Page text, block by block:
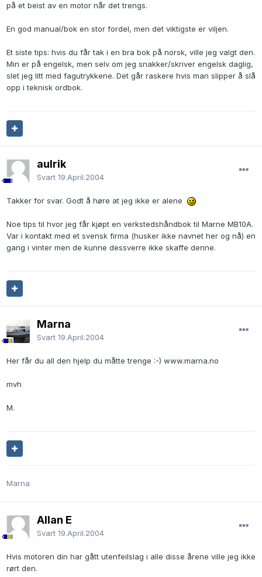
på et beist av en motor når det trengs.
En god manual/bok en stor fordel, men det viktigste er viljen.
Et siste tips: hvis du får tak i en bra bok på norsk, ville jeg valgt den.
Min er på engelsk, men selv om jeg snakker/skriver engelsk daglig,
slet jeg litt med fagutrykkene. Det går raskere hvis man slipper å slå
opp i teknisk ordbok.
aulrik
Svart 19.April.2004
Takker for svar. Godt å høre at jeg ikke er alene
Noe tips til hvor jeg får kjøpt en verkstedshåndbok til Marne MB10A.
Var i kontakt med et svensk firma (husker ikke navnet her og nå) en
gang i vinter men de kunne dessverre ikke skaffe denne.
Marna
Svart 19.April.2004
Her får du all den hjelp du måtte trenge :-) www.marna.no
mvh
M.
Marna
Allan E
Svart 19.April.2004
Hvis motoren din har gått utenfeilslag i alle disse årene ville jeg ikke
rørt den.